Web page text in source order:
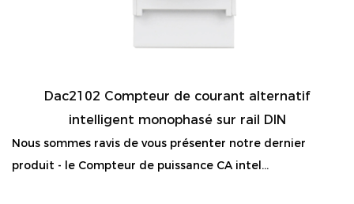
Dac2102 Compteur de courant alternatif
intelligent monophasé sur rail DIN
Nous sommes ravis de vous présenter notre dernier
produit - le Compteur de puissance CA intel...